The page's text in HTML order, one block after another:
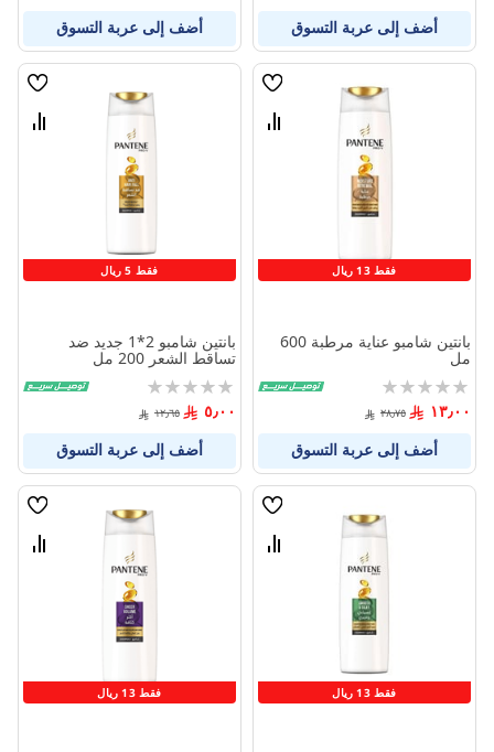
أضف إلى عربة التسوق أضف إلى عربة التسوق
فقط 13 ريال
قائمة
قارن
بانتين شامبو عناية مرطبة 600
مل
Rating:
١٣٫٠٠ ٢٨٫٧٥
أضف إلى عربة التسوق
فقط 5 ريال
قائمة
قارن
بانتين شامبو 2*1 جديد ضد
تساقط الشعر 200 مل
Rating:
٥٫٠٠ ١٢٫٦٥
أضف إلى عربة التسوق
فقط 13 ريال
قائمة
قارن
فقط 13 ريال
قائمة
قارن